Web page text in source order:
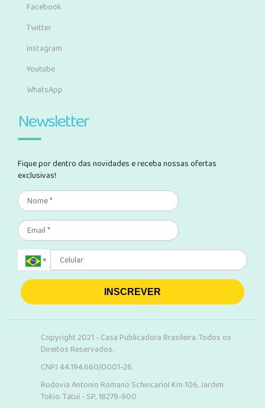
Facebook
Twitter
Instagram
Youtube
WhatsApp
Newsletter
Fique por dentro das novidades e receba nossas ofertas
exclusivas!
INSCREVER
Copyright 2021 - Casa Publicadora Brasileira. Todos os
Direitos Reservados.
CNPJ 44.194.660/0001-26.
Rodovia Antonio Romano Schincariol Km 106, Jardim
Tokio. Tatuí - SP, 18279-900